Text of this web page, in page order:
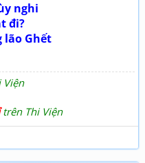
nghi
đi?
lão Ghết
trên Thi Viện